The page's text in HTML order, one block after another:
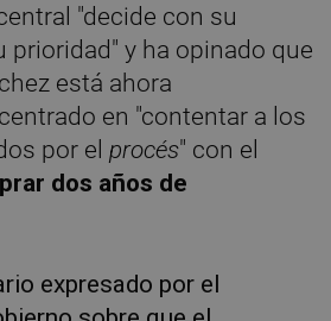
"decide con su
prioridad" y ha opinado que
está ahora
en "contentar a los
por elprocés" con el
dos años de
expresado por el